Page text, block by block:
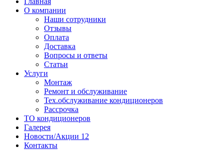
О компании
Наши сотрудники
Отзывы
Оплата
Доставка
Вопросы и ответы
Статьи
Услуги
Монтаж
Ремонт и обслуживание
Тех.обслуживание кондиционеров
Рассрочка
ТО кондиционеров
Галерея
Новости/Акции 12
Контакты